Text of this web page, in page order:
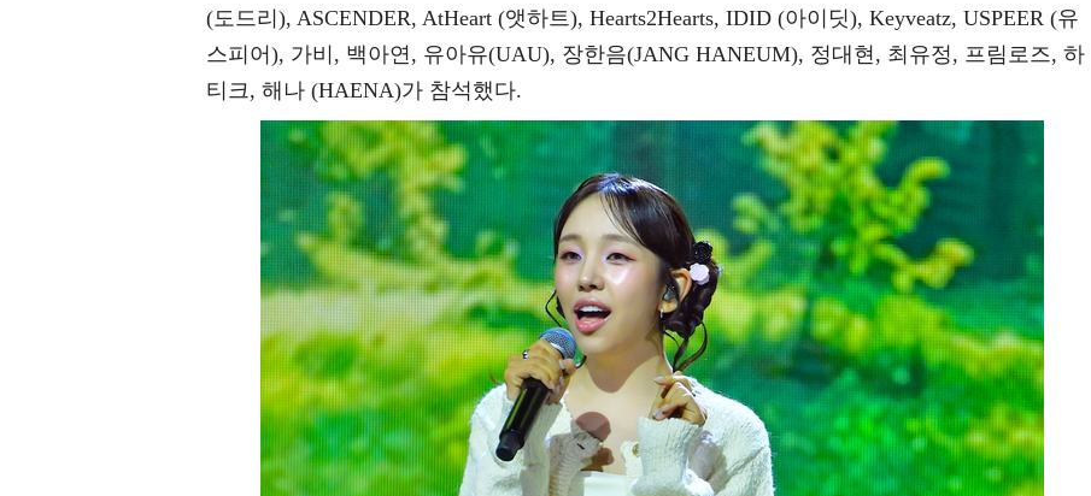
(도드리), ASCENDER, AtHeart (앳하트), Hearts2Hearts, IDID (아이딧), Keyveatz, USPEER (유
스피어), 가비, 백아연, 유아유(UAU), 장한음(JANG HANEUM), 정대현, 최유정, 프림로즈, 하
티크, 해나 (HAENA)가 참석했다.